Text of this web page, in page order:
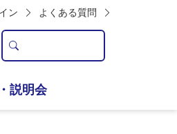
ン よくある質問
説明会